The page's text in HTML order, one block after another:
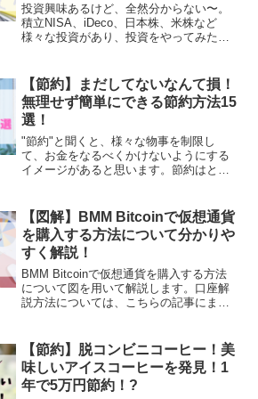
投資興味あるけど、全然分からない〜。
積立NISA、iDeco、日本株、米株など
様々な投資があり、投資をやってみたい
事では私が実際に投資を始める前や、始
めた後に読んで分か...
【節約】まだしてないなんて損！
無理せず簡単にできる節約方法15
選！
"節約"と聞くと、様々な物事を制限し
て、お金をなるべくかけないようにする
イメージがあると思います。節約はとて
無理なく節約できる方法を15個紹介しま
す。節約方法一覧固定費...
【図解】BMM Bitcoinで仮想通貨
を購入する方法について分かりや
すく解説！
BMM Bitcoinで仮想通貨を購入する方法
について図を用いて解説します。口座解
説方法については、こちらの記事にまと
STEP1：購入したい仮想通貨を選ぶBMM
Bit...
【節約】脱コンビニコーヒー！美
味しいアイスコーヒーを発見！1
年で5万円節約！?